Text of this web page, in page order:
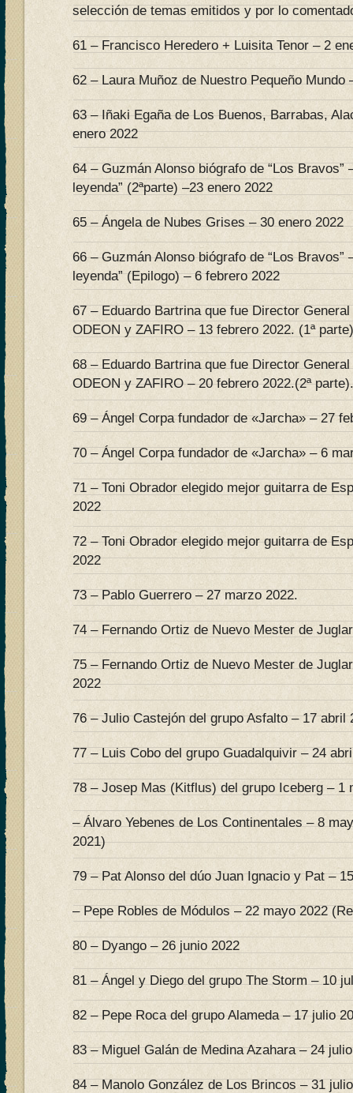
selección de temas emitidos y por lo
61 – Francisco Heredero + Luisita Tenor – 2
62 – Laura Muñoz de Nuestro Pequeño Mundo
63 – Iñaki Egaña de Los Buenos, Barrabas,
enero 2022
64 – Guzmán Alonso biógrafo de “Los Bravos”
leyenda” (2ªparte) –23 enero 2022
65 – Ángela de Nubes Grises – 30 enero 2022
66 – Guzmán Alonso biógrafo de “Los Bravos”
leyenda” (Epilogo) – 6 febrero 2022
67 – Eduardo Bartrina que fue Director
ODEON y ZAFIRO – 13 febrero 2022. (1ª
68 – Eduardo Bartrina que fue Director
ODEON y ZAFIRO – 20 febrero 2022.(2ª parte).
69 – Ángel Corpa fundador de «Jarcha» – 27
70 – Ángel Corpa fundador de «Jarcha» – 6
71 – Toni Obrador elegido mejor guitarra de
2022
72 – Toni Obrador elegido mejor guitarra de
2022
73 – Pablo Guerrero – 27 marzo 2022.
74 – Fernando Ortiz de Nuevo Mester de
75 – Fernando Ortiz de Nuevo Mester de
2022
76 – Julio Castejón del grupo Asfalto – 17 abril
77 – Luis Cobo del grupo Guadalquivir – 24
78 – Josep Mas (Kitflus) del grupo Iceberg – 1
– Álvaro Yebenes de Los Continentales – 8
2021)
79 – Pat Alonso del dúo Juan Ignacio y Pat –
– Pepe Robles de Módulos – 22 mayo 2022
80 – Dyango – 26 junio 2022
81 – Ángel y Diego del grupo The Storm – 10
82 – Pepe Roca del grupo Alameda – 17 julio
83 – Miguel Galán de Medina Azahara – 24
84 – Manolo González de Los Brincos – 31